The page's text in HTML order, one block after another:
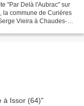
"Par Delà l'Aubrac" sur
la commune de Curières
Vieira à Chaudes-